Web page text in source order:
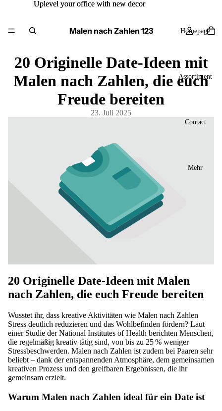
Uplevel your office with new decor
Uplevel your office with new decor
Malen nach Zahlen 123 Homepage
Assortiment
Contact
Mehr
20 Originelle Date-Ideen mit
Malen nach Zahlen, die euch
Freude bereiten
23. Juli 2025
20 Originelle Date-Ideen mit Malen
nach Zahlen, die euch Freude bereiten
Wusstet ihr, dass kreative Aktivitäten wie Malen nach Zahlen
Stress deutlich reduzieren und das Wohlbefinden fördern? Laut
einer Studie derNational Institutes of Health berichten Menschen,
die regelmäßig kreativ tätig sind, von bis zu 25 % weniger
Stressbeschwerden. Malen nach Zahlen ist zudem bei Paaren sehr
beliebt – dank der entspannenden Atmosphäre, dem gemeinsamen
kreativen Prozess und den greifbaren Ergebnissen, die ihr
gemeinsam erzielt.
Warum Malen nach Zahlen ideal für ein Date ist